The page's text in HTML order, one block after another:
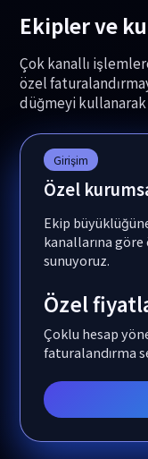
Ekipler ve
Çok kanallı
özel
düğmeyi
Girişim
Özel
Ekip
kanallarına
sunuyoruz.
Özel
Çoklu hesap
faturalandırma